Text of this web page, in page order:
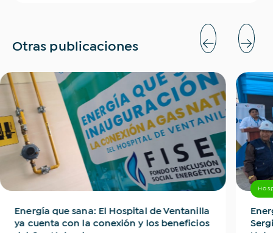
Otras publicaciones
Energía que sana: El Hospital de Ventanilla
ya cuenta con la conexión y los beneficios